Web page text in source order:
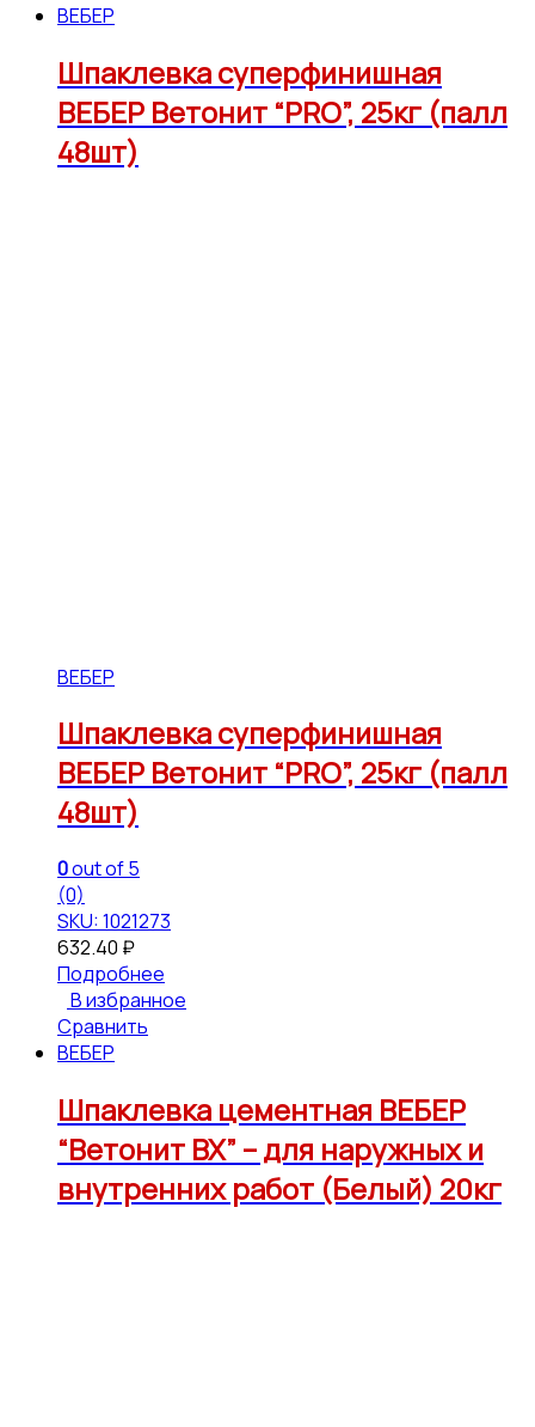
ВЕБЕР
Шпаклевка суперфинишная
ВЕБЕР Ветонит “PRO”, 25кг (палл
48шт)
ВЕБЕР
Шпаклевка суперфинишная
ВЕБЕР Ветонит “PRO”, 25кг (палл
48шт)
0out of 5
(0)
SKU: 1021273
632.40 ₽
Подробнее
В избранное
Сравнить
ВЕБЕР
Шпаклевка цементная ВЕБЕР
“Ветонит ВХ” – для наружных и
внутренних работ (Белый) 20кг